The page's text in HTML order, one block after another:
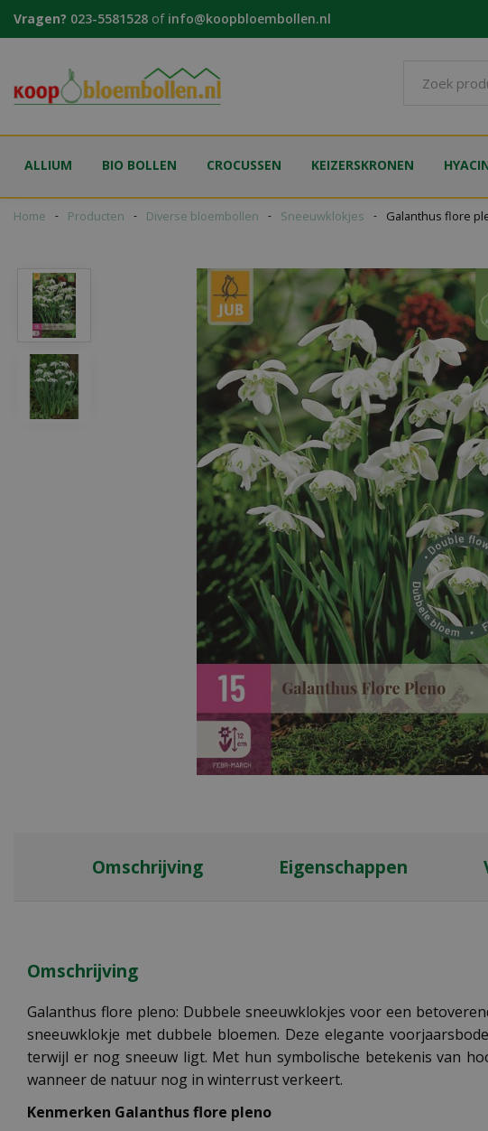
naar
Home Producten Diverse bloembollen Sneeuwklokjes Galanthus flore
Vragen? 023-5581528 of info@koopbloembollen.nl
ALLIUM BIO BOLLEN CROCUSSEN KEIZERSKRONEN
Omschrijving Eigenschappen
Omschrijving
Galanthus flore pleno: Dubbele sneeuwklokjes voor een
sneeuwklokje met dubbele bloemen. Deze elegante
terwijl er nog sneeuw ligt. Met hun symbolische betekenis van
wanneer de natuur nog in winterrust verkeert.
Kenmerken Galanthus flore pleno